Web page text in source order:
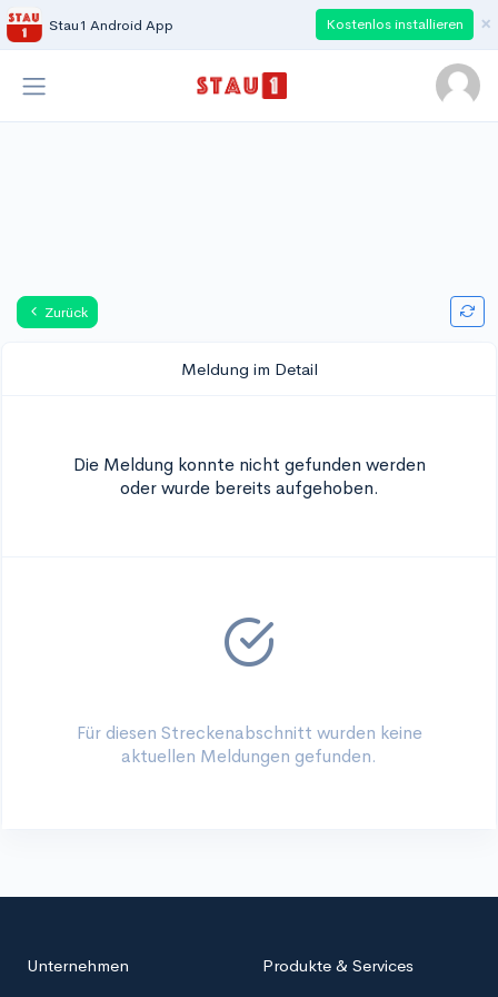
Stau1 Android App Kostenlos installieren ×
Zurück
Meldung im Detail
Die Meldung konnte nicht gefunden werden
oder wurde bereits aufgehoben.
Für diesen Streckenabschnitt wurden keine
aktuellen Meldungen gefunden.
Unternehmen
Produkte & Services